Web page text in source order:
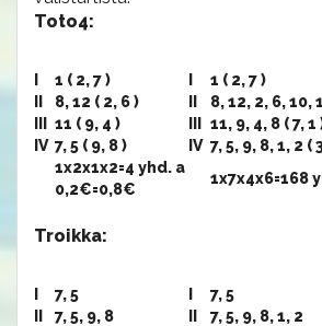
Toto4:
1 ( 2, 7 )
1 ( 2, 7 )
8, 12 ( 2, 6 )
8, 12, 2, 6, 10,
11 ( 9, 4 )
11, 9, 4, 8 ( 7, 1
IV 7, 5 ( 9, 8 ) IV 7, 5, 9, 8, 1, 2 (
1x2x1x2=4 yhd. a
0,2€=0,8€
1x7x4x6=168
Troikka:
7, 5
7, 5
7, 5, 9, 8
7, 5, 9, 8, 1, 2